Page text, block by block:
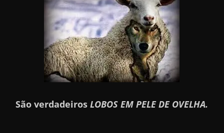
São verdadeirosLOBOS EM PELE DE OVELHA.